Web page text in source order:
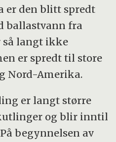
er den blitt spredt
ballastvann fra
så langt ikke
er spredt til store
Nord-Amerika.
er langt større
og blir inntil
begynnelsen av